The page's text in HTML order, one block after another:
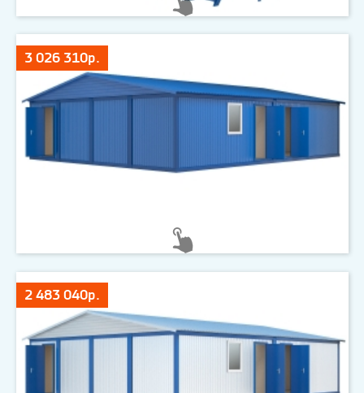
3 026 310р.
2 483 040р.